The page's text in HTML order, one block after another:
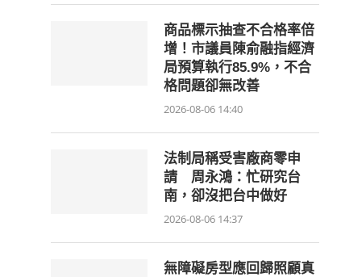
商品標示抽查不合格率倍
增！市議員陳俞融指經濟
局預算執行85.9%，不合
格問題卻無改善
2026-08-06 14:40
法制局稱受害廠商零申
請 周永鴻：忙研究台
南，卻沒把台中做好
2026-08-06 14:37
無障礙房型應回歸照顧真